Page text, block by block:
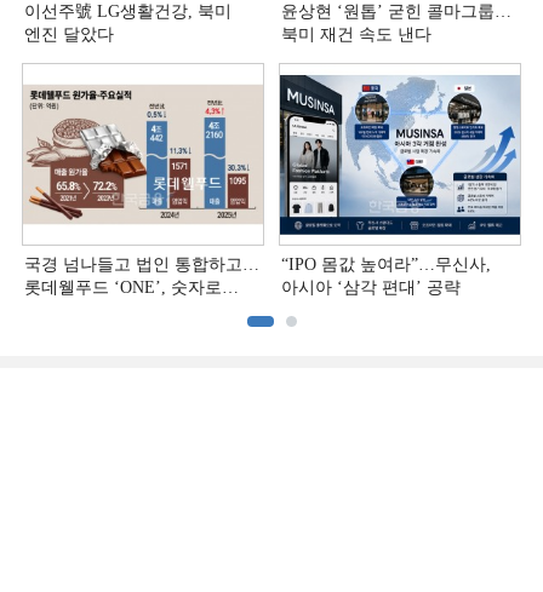
이선주號 LG생활건강, 북미
엔진 달았다
윤상현 ‘원톱ʼ 굳힌 콜마그룹…
북미 재건 속도 낸다
국경 넘나들고 법인 통합하고…
롯데웰푸드 ‘ONE’, 숫자로
“IPO 몸값 높여라”…무신사,
아시아 ‘삼각 편대’ 공략